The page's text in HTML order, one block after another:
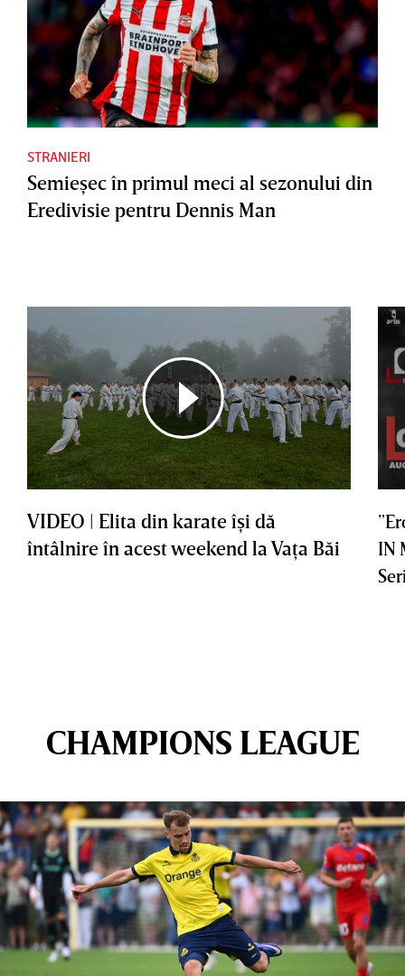
STRANIERI
Semieşec în primul meci al sezonului din
Eredivisie pentru Dennis Man
VIDEO | Elita din karate îşi dă
întâlnire în acest weekend la Vaţa Băi
IN
CHAMPIONS LEAGUE